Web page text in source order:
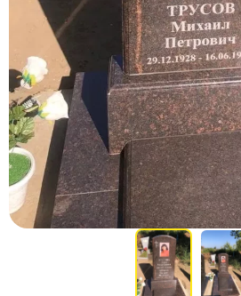
Cкульптуры
Детские
Памятники
Памятники
Европейские
Памятники
Семейные памятники (
Памятники в форме
Зеркальные
Памятники из белого
Креативные